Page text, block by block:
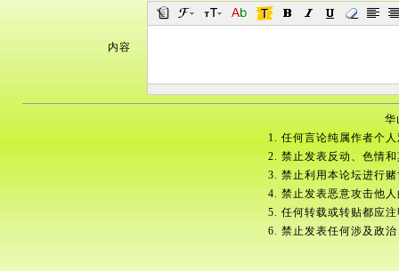
内容
华
1. 任何言论纯属作者个
2. 禁止发表反动、色情
3. 禁止利用本论坛进行
4. 禁止发表恶意攻击他
5. 任何转载或转贴都应
6. 禁止发表任何涉及政